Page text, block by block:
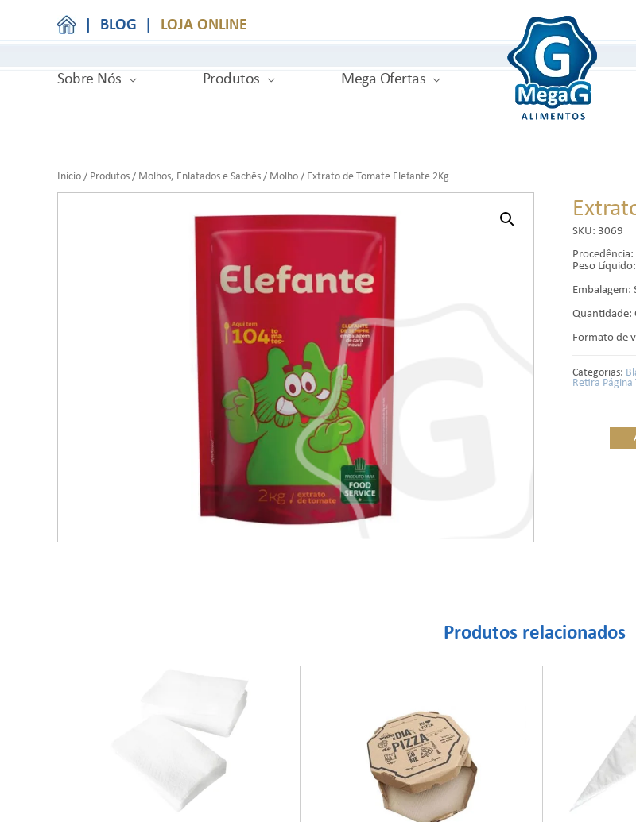
| BLOG | LOJA ONLINE
Sobre Nós Produtos Mega Ofertas MegaG
Início/Produtos/Molhos, Enlatados e Sachês/Molho/ Extrato de Tomate Elefante 2Kg
SKU: 3069
Procedência:
Peso
Embalagem:
Quantidade:
Formato de
Categorias:
Retira Página
Produtos relacionados